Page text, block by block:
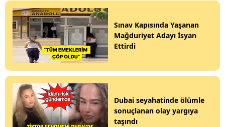
Sınav Kapısında Yaşanan
Mağduriyet Adayı İsyan
Ettirdi
Dubai seyahatinde ölümle
sonuçlanan olay yargıya
taşındı